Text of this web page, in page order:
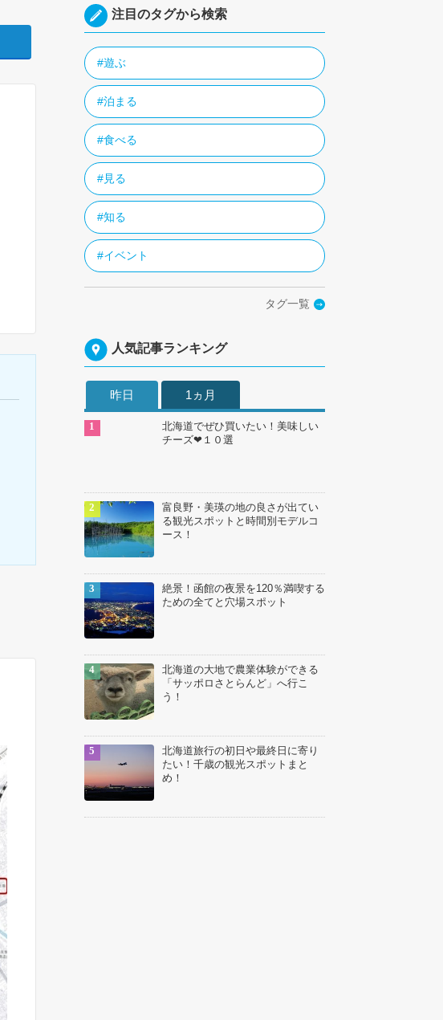
注目のタグから検索
#遊ぶ
#泊まる
#食べる
#見る
#知る
#イベント
タグ一覧
人気記事ランキング
昨日 1ヵ月
北海道でぜひ買いたい！美味しい
チーズ❤１０選
富良野・美瑛の地の良さが出てい
る観光スポットと時間別モデルコ
ース！
絶景！函館の夜景を120％満喫する
ための全てと穴場スポット
北海道の大地で農業体験ができる
「サッポロさとらんど」へ行こ
う！
北海道旅行の初日や最終日に寄り
たい！千歳の観光スポットまと
め！